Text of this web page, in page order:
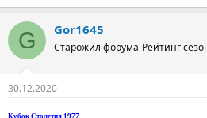
G Gor1645
Старожил форума Рейтинг
30.12.2020
Кубок Столетия 1977